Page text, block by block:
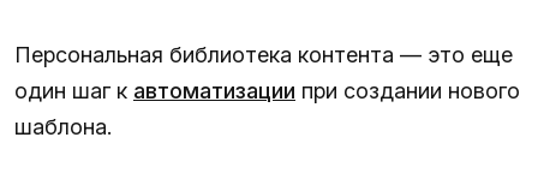
Персональная библиотека контента — это еще
один шаг к автоматизации при создании нового
шаблона.